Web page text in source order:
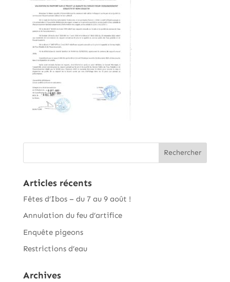
Articles récents
Fêtes d’Ibos – du 7 au 9 août !
Annulation du feu d’artifice
Enquête pigeons
Restrictions d’eau
Archives